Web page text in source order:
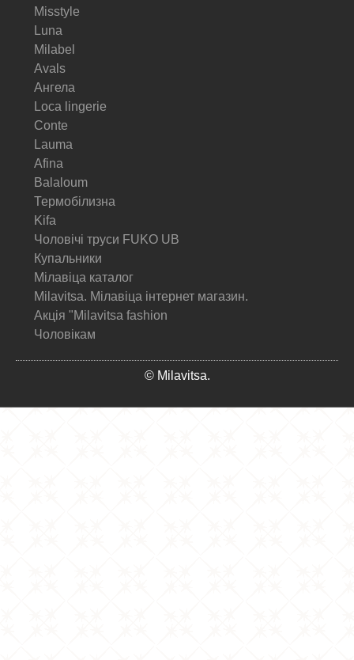
Misstyle
Luna
Milabel
Avals
Ангела
Loca lingerie
Conte
Lauma
Afina
Balaloum
Термобілизна
Kifa
Чоловічі труси FUKO UB
Купальники
Мілавіца каталог
Milavitsa. Мілавіца інтернет магазин.
Акція "Milavitsa fashion
Чоловікам
© Milavitsa.